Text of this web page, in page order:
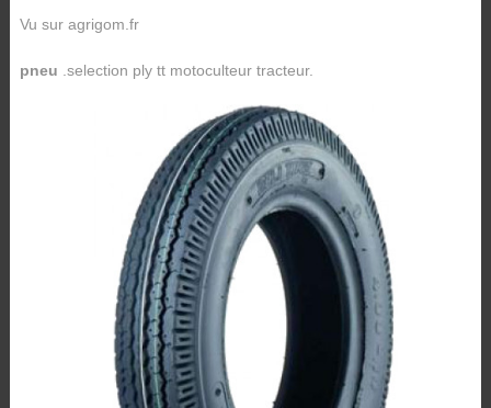
Vu sur agrigom.fr
pneu .selection ply tt motoculteur tracteur.